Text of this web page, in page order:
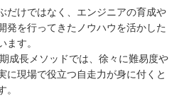
だけではなく、エンジニアの育成や
発を行ってきたノウハウを活かした
ます。
成長メソッドでは、徐々に難易度や
に現場で役立つ自走力が身に付くと
。